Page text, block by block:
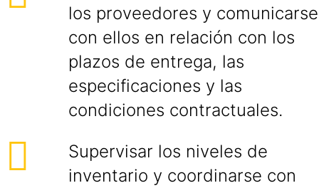
los proveedores y comunicarse
con ellos en relación con los
plazos de entrega, las
especificaciones y las
condiciones contractuales.
Supervisar los niveles de
inventario y coordinarse con